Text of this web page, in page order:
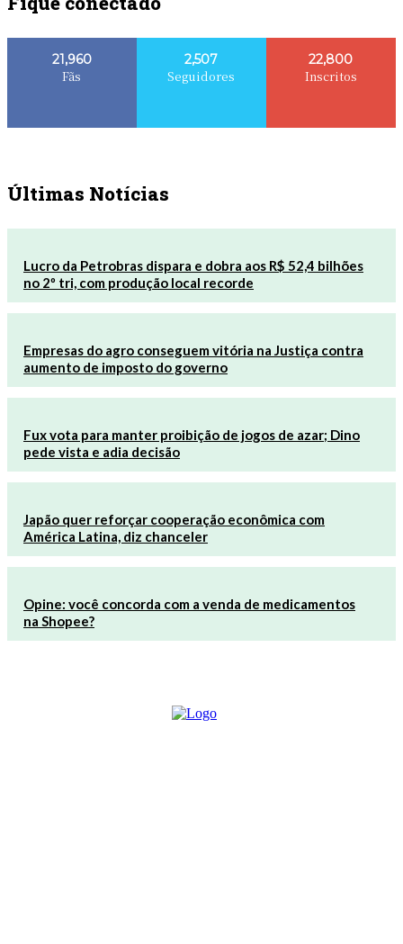
21,960
Fãs
2,507
Seguidores
22,800
Inscritos
Últimas Notícias
Lucro da Petrobras dispara e dobra aos R$ 52,4 bilhões
no 2º tri, com produção local recorde
Empresas do agro conseguem vitória na Justiça contra
aumento de imposto do governo
Fux vota para manter proibição de jogos de azar; Dino
pede vista e adia decisão
Japão quer reforçar cooperação econômica com
América Latina, diz chanceler
Opine: você concorda com a venda de medicamentos
na Shopee?